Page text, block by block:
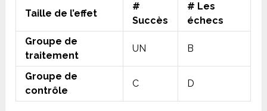
Taille de l’effet
#
Succès
# Les
échecs
Groupe de
traitement
UN B
Groupe de
contrôle
C D